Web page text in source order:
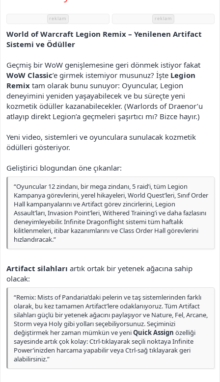
i
reklam reklam
World of Warcraft Legion Remix – Yenilenen Artifact
Sistemi ve Ödüller
Geçmiş bir WoW genişlemesine geri dönmek istiyor fakat
WoW Classic’e girmek istemiyor musunuz? İşte Legion
Remix tam olarak bunu sunuyor: Oyuncular, Legion
deneyimini yeniden yaşayabilecek ve bu süreçte yeni
kozmetik ödüller kazanabilecekler. (Warlords of Draenor’u
atlayıp direkt Legion’a geçmeleri şaşırtıcı mı? Bizce hayır.)
Yeni video, sistemleri ve oyunculara sunulacak kozmetik
ödülleri gösteriyor.
Geliştirici blogundan öne çıkanlar:
“Oyuncular 12 zindanı, bir mega zindanı, 5 raid’i, tüm Legion
Kampanya görevlerini, yerel hikayeleri, World Quest’leri, Sınıf Order
Hall kampanyalarını ve Artifact görev zincirlerini, Legion
Assault’ları, Invasion Point’leri, Withered Training’i ve daha fazlasını
deneyimleyebilir. Infinite Dragonflight sistemi tüm haftalık
kilitlenmeleri, itibar kazanımlarını ve Class Order Hall görevlerini
hızlandıracak.”
Artifact silahları artık ortak bir yetenek ağacına sahip
olacak:
“Remix: Mists of Pandaria’daki pelerin ve taş sistemlerinden farklı
olarak, bu kez tamamen Artifact’lere odaklanıyoruz. Tüm Artifact
silahları güçlü bir yetenek ağacını paylaşıyor ve Nature, Fel, Arcane,
Storm veya Holy gibi yolları seçebiliyorsunuz. Seçiminizi
değiştirmek her zaman mümkün ve yeniQuick Assign özelliği
sayesinde artık çok kolay: Ctrl-tıklayarak seçili noktaya Infinite
Power’inizden harcama yapabilir veya Ctrl-sağ tıklayarak geri
alabilirsiniz.”